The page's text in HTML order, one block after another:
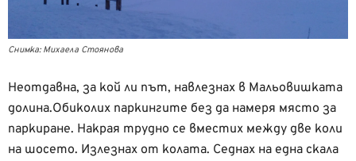
Снимка: Михаела Стоянова
Неотдавна, за кой ли път, навлезнах в Мальовишката
долина.Обиколих паркингите без да намеря място за
паркиране. Накрая трудно се вместих между две коли
на шосето. Излезнах от колата. Седнах на една скала